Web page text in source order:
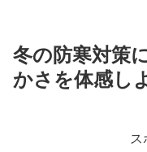
冬の防寒対策
かさを体感し
ス